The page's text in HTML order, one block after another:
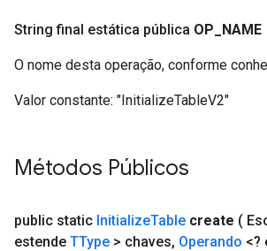
String final estática pública OP NAME
O nome desta operação, conforme
Valor constante: "InitializeTableV2"
Métodos Públicos
public static InitializeTable create (
estende TType > chaves, Operando <?